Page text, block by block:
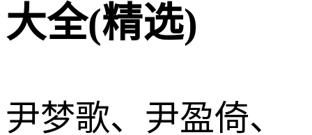
大全(精选)
尹梦歌、尹盈倚、